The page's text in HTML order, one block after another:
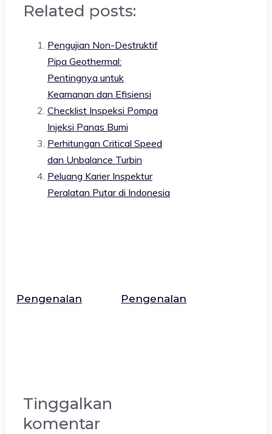
Related posts:
Pengujian Non-Destruktif
Pipa Geothermal:
Pentingnya untuk
Keamanan dan Efisiensi
Checklist Inspeksi Pompa
Injeksi Panas Bumi
Perhitungan Critical Speed
dan Unbalance Turbin
Peluang Karier Inspektur
Peralatan Putar di Indonesia
Pengenalan Pengenalan
Tinggalkan
komentar